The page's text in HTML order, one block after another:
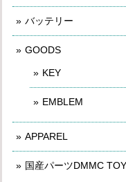
バッテリー
GOODS
KEY
EMBLEM
APPAREL
国産パーツDMMC